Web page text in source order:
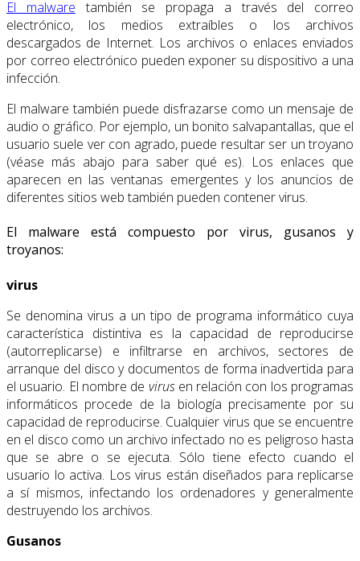
El malware también se propaga a través del correo
electrónico, los medios extraíbles o los archivos
descargados de Internet. Los archivos o enlaces enviados
por correo electrónico pueden exponer su dispositivo a una
infección.
El malware también puede disfrazarse como un mensaje de
audio o gráfico. Por ejemplo, un bonito salvapantallas, que el
usuario suele ver con agrado, puede resultar ser un troyano
(véase más abajo para saber qué es). Los enlaces que
aparecen en las ventanas emergentes y los anuncios de
diferentes sitios web también pueden contener virus.
El malware está compuesto por virus, gusanos y
troyanos:
virus
Se denomina virus a un tipo de programa informático cuya
característica distintiva es la capacidad de reproducirse
(autorreplicarse) e infiltrarse en archivos, sectores de
arranque del disco y documentos de forma inadvertida para
el usuario. El nombre de virusen relación con los programas
informáticos procede de la biología precisamente por su
capacidad de reproducirse. Cualquier virus que se encuentre
en el disco como un archivo infectado no es peligroso hasta
que se abre o se ejecuta. Sólo tiene efecto cuando el
usuario lo activa. Los virus están diseñados para replicarse
a sí mismos, infectando los ordenadores y generalmente
destruyendo los archivos.
Gusanos